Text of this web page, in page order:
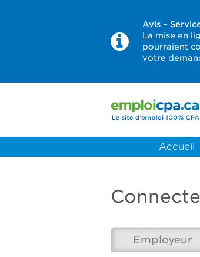
Avis –
La mise en
pourraient
votre
Accueil
Employeur